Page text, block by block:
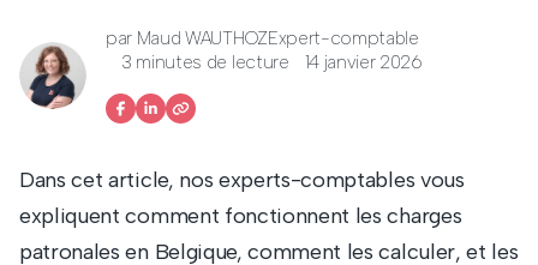
par Maud WAUTHOZExpert-comptable
3 minutes de lecture
14 janvier 2026
Dans cet article, nos experts-comptables vous
expliquent comment fonctionnent les charges
patronales en Belgique, comment les calculer, et les